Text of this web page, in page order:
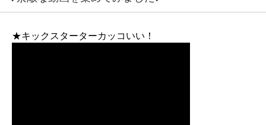
★キックスターターカッコいい！